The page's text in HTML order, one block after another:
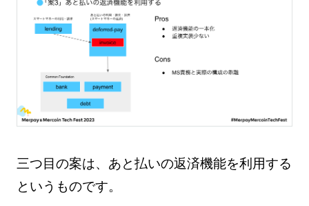
三つ目の案は、あと払いの返済機能を利用する
というものです。